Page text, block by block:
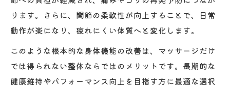
ります。さらに、関節の柔軟性が向上することで、日常
動作が楽になり、疲れにくい体質へと変化します。
このような根本的な身体機能の改善は、マッサージだけ
では得られない整体ならではのメリットです。長期的な
健康維持やパフォーマンス向上を目指す方に最適な選択